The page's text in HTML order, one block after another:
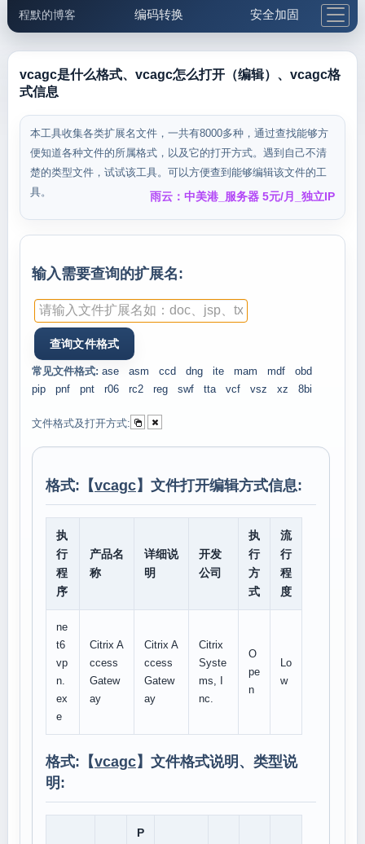
程默的博客 编码转换 安全加固
邮件工具 生活便民 更多工具
vcagc是什么格式、vcagc怎么打开（编辑）、vcagc格
式信息
本工具收集各类扩展名文件，一共有8000多种，通过查找能够方
便知道各种文件的所属格式，以及它的打开方式。遇到自己不清
楚的类型文件，试试该工具。可以方便查到能够编辑该文件的工
具。
雨云：中美港_服务器 5元/月_独立IP
输入需要查询的扩展名:
常见文件格式: ase asm ccd dng ite mam mdf
obd
pip
pnf pnt r06 rc2 reg swf tta vcf vsz xz 8bi
文件格式及打开方式:
格式:【vcagc】文件打开编辑方式信息:
执
行
程
序
产品名
称
详细说
明
开发
公司
执
行
方
式
流
行
程
度
ne
t6
vp
n.
ex
e
Citrix A
ccess
Gatew
ay
Citrix A
ccess
Gatew
ay
Citrix
Syste
ms, I
nc.
O
pe
n
Lo
w
格式:【vcagc】文件格式说明、类型说
明:
P